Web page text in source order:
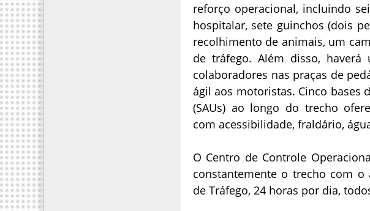
reforço operacional, incluindo
hospitalar, sete guinchos (dois
recolhimento de animais, um
de tráfego. Além disso,
colaboradores nas praças de
ágil aos motoristas. Cinco bases
(SAUs) ao longo do trecho
com acessibilidade, fraldário,
O Centro de Controle
constantemente o trecho com
de Tráfego, 24 horas por dia,